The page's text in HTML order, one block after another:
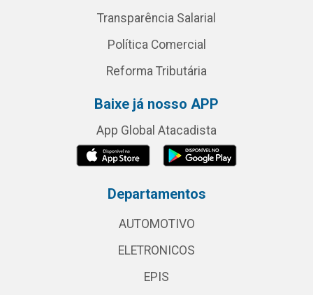
Transparência Salarial
Política Comercial
Reforma Tributária
Baixe já nosso APP
App Global Atacadista
Departamentos
AUTOMOTIVO
ELETRONICOS
EPIS